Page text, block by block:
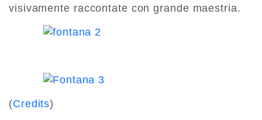
visivamente raccontate con grande maestria.
(Credits)